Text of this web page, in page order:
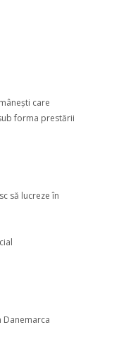
care
forma prestării
să lucreze în